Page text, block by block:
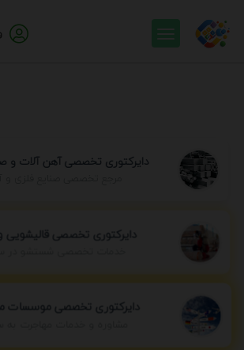
دایرکتوری تخصصی آهن آلات و
مرجع تخصصی صنایع فلزی
دایرکتوری تخصصی قالیشویی
دایرکتوری تخصصی موسسات
مشاوره و خدمات مهاجرت به